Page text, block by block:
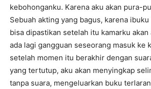
kebohonganku. Karena aku akan pura-
Sebuah akting yang bagus, karena ibuku
bisa dipastikan setelah itu kamarku akan
ada lagi gangguan seseorang masuk ke
setelah momen itu berakhir dengan
yang tertutup, aku akan menyingkap
tanpa suara, mengeluarkan buku